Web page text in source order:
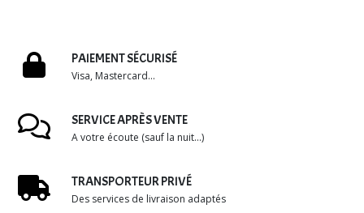
PAIEMENT SÉCURISÉ
Visa, Mastercard...
SERVICE APRÈS VENTE
A votre écoute (sauf la nuit...)
TRANSPORTEUR PRIVÉ
Des services de livraison adaptés